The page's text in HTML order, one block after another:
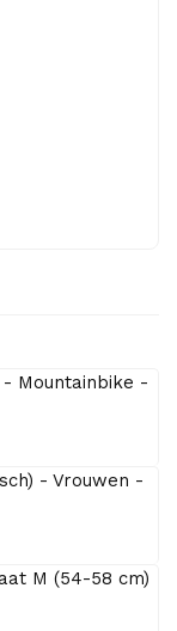
Mountainbike -
- Vrouwen -
M (54-58 cm)